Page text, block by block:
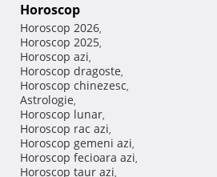
Horoscop
Horoscop 2026,
Horoscop 2025,
Horoscop azi,
Horoscop dragoste,
Horoscop chinezesc,
Astrologie,
Horoscop lunar,
Horoscop rac azi,
Horoscop gemeni azi,
Horoscop fecioara azi,
Horoscop taur azi,